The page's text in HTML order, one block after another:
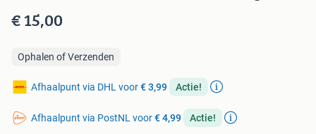
€ 15,00
Ophalen of Verzenden
Afhaalpunt via DHL voor€ 3,99 Actie!
Afhaalpunt via PostNL voor€ 4,99 Actie!